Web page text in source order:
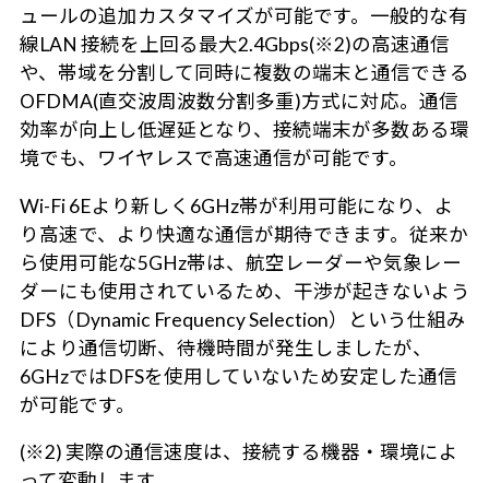
ュールの追加カスタマイズが可能です。一般的な有
線LAN 接続を上回る最大2.4Gbps(※2)の高速通信
や、帯域を分割して同時に複数の端末と通信できる
OFDMA(直交波周波数分割多重)方式に対応。通信
効率が向上し低遅延となり、接続端末が多数ある環
境でも、ワイヤレスで高速通信が可能です。
Wi-Fi 6Eより新しく6GHz帯が利用可能になり、よ
り高速で、より快適な通信が期待できます。従来か
ら使用可能な5GHz帯は、航空レーダーや気象レー
ダーにも使用されているため、干渉が起きないよう
DFS（Dynamic Frequency Selection）という仕組み
により通信切断、待機時間が発生しましたが、
6GHzではDFSを使用していないため安定した通信
が可能です。
(※2) 実際の通信速度は、接続する機器・環境によ